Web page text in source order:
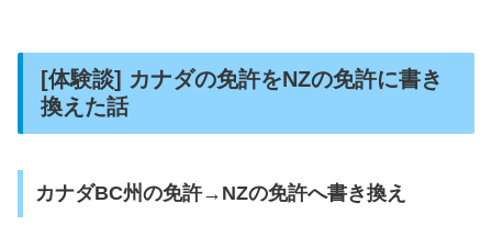
[体験談] カナダの免許をNZの免許に書き
換えた話
カナダBC州の免許→NZの免許へ書き換え